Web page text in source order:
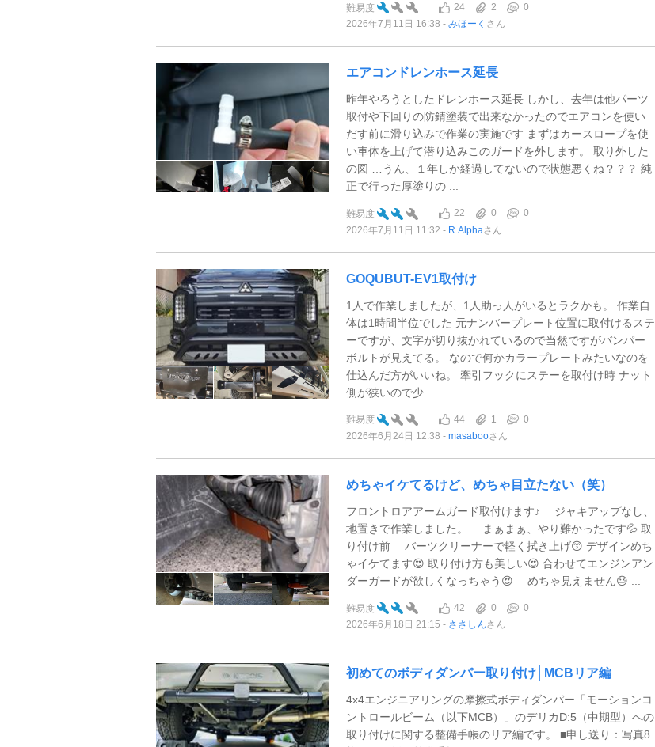
難易度 24 2
0
2026年7月11日 16:38
みほーく さん
エアコンドレンホース延長
昨年やろうとしたドレンホース延長 しかし、去年は他パーツ
取付や下回りの防錆塗装で出来なかったのでエアコンを使い
だす前に滑り込みで作業の実施です まずはカースロープを使
い車体を上げて潜り込みこのガードを外します。 取り外した
の図 …うん、１年しか経過してないので状態悪くね？？？ 純
正で行った厚塗りの ...
難易度 22 0
0
2026年7月11日 11:32
R.Alphaさん
GOQUBUT-EV1取付け
1人で作業しましたが、1人助っ人がいるとラクかも。 作業自
体は1時間半位でした 元ナンバープレート位置に取付けるステ
ーですが、文字が切り抜かれているので当然ですがバンパー
ボルトが見えてる。 なので何かカラープレートみたいなのを
仕込んだ方がいいね。 牽引フックにステーを取付け時 ナット
側が狭いので少 ...
難易度 44 1
0
2026年6月24日 12:38
masabooさん
めちゃイケてるけど、めちゃ目立たない（笑）
フロントロアアームガード取付けます♪ ジャキアップなし、
地置きで作業しました。 まぁまぁ、やり難かったです💦 取
り付け前 バーツクリーナーで軽く拭き上げ😙 デザインめち
ゃイケてます😍 取り付け方も美しい😍 合わせてエンジンアン
ダーガードが欲しくなっちゃう😍 めちゃ見えません😓 ...
難易度 42 0
0
2026年6月18日 21:15
ささしんさん
初めてのボディダンパー取り付け│MCBリア編
4x4エンジニアリングの摩擦式ボディダンパー「モーションコ
ントロールビーム（以下MCB）」のデリカD:5（中期型）への
取り付けに関する整備手帳のリア編です。 ■申し送り：写真8